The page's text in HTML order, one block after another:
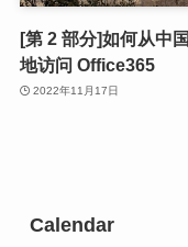
[第 2 部分]如何从中
地访问 Office365
2022年11月17日
Calendar